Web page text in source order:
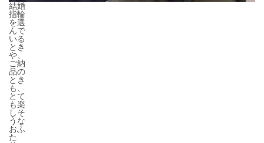
結婚
指輪
を選
んで
いる
とき
や、
ご納
品の
とき
も、
とて
も楽
しそ
うな
おふ
た